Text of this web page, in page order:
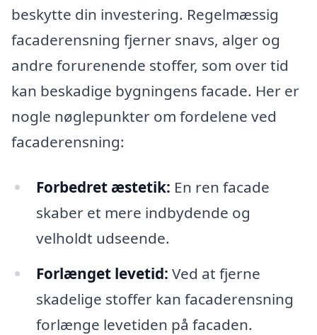
beskytte din investering. Regelmæssig
facaderensning fjerner snavs, alger og
andre forurenende stoffer, som over tid
kan beskadige bygningens facade. Her er
nogle nøglepunkter om fordelene ved
facaderensning:
Forbedret æstetik: En ren facade
skaber et mere indbydende og
velholdt udseende.
Forlænget levetid: Ved at fjerne
skadelige stoffer kan facaderensning
forlænge levetiden på facaden.